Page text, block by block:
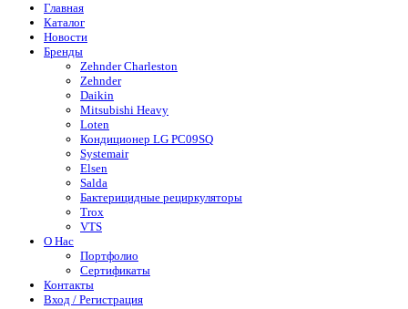
Главная
Каталог
Новости
Бренды
Zehnder Charleston
Zehnder
Daikin
Mitsubishi Heavy
Loten
Кондиционер LG PC09SQ
Systemair
Elsen
Salda
Бактерицидные рециркуляторы
Trox
VTS
О Нас
Портфолио
Сертификаты
Контакты
Вход / Регистрация